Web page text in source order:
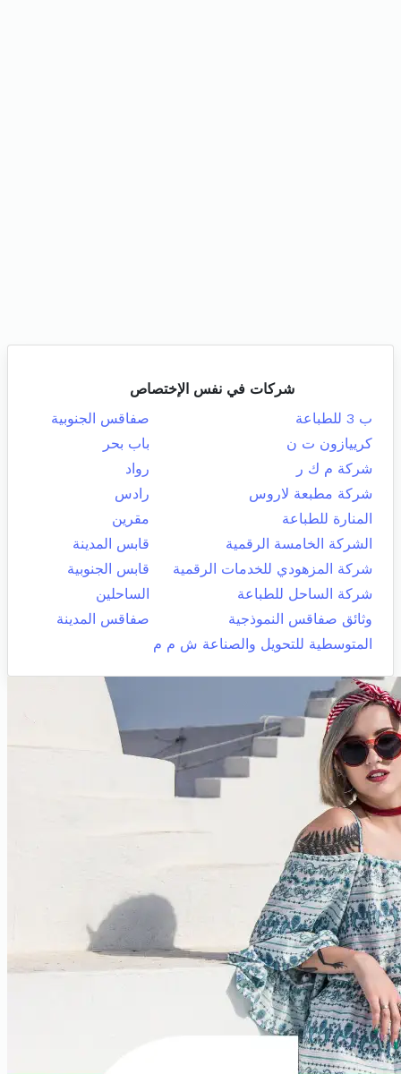
شركات في نفس الإختصاص
ب 3 للطباعة
صفاقس الجنوبية
كرييازون ت ن
باب بحر
شركة م ك ر
رواد
شركة مطبعة لاروس
رادس
المنارة للطباعة
مقرين
الشركة الخامسة الرقمية
قابس المدينة
شركة المزهودي للخدمات الرقمية
قابس الجنوبية
شركة الساحل للطباعة
الساحلين
وثائق صفاقس النموذجية
صفاقس المدينة
المتوسطية للتحويل والصناعة ش م م